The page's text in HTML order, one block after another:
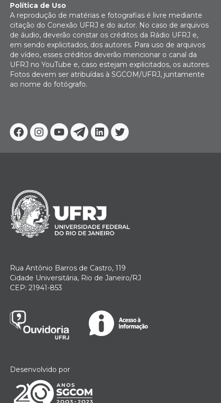
Facebook
Instagram
YoutubeTelegram
Linkedin
Twitter
Política de Uso
A reprodução de matérias e fotografias é livre mediante
citação do Conexão UFRJ e do autor. No caso de arquivos
de áudio, deverão constar os créditos da Rádio UFRJ e,
em sendo explicitados, dos autores. Para uso de arquivos
de vídeo, esses créditos deverão mencionar o canal da
UFRJ no YouTube e, caso estejam explicitados, os autores.
Fotos devem ser atribuídas à SGCOM/UFRJ, juntamente
ao nome do fotógrafo.
Rua Antônio Barros de Castro, 119
Cidade Universitária, Rio de Janeiro/RJ
CEP: 21941-853
Desenvolvido por